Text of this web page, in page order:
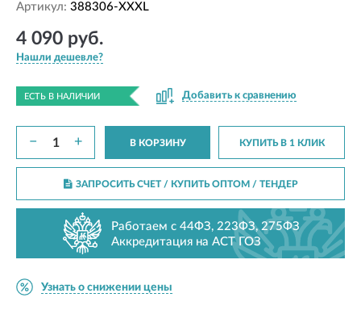
Артикул: 388306-XXXL
4 090 руб.
Нашли дешевле?
ЕСТЬ В НАЛИЧИИ Добавить к сравнению
− + В КОРЗИНУ КУПИТЬ В 1 КЛИК
ЗАПРОСИТЬ СЧЕТ / КУПИТЬ ОПТОМ/ ТЕНДЕР
Работаем с 44ФЗ, 223ФЗ, 275ФЗ
Аккредитация на АСТ ГОЗ
Узнать о снижении цены